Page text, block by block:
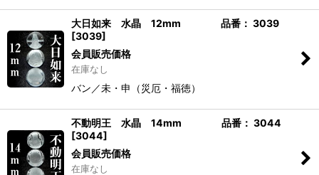
大日如来 水晶 12mm 品番： 3039
[3039]
会員販売価格
在庫なし
バン／未・申（災厄・福徳）
不動明王 水晶 14mm 品番： 3044
[3044]
会員販売価格
在庫なし